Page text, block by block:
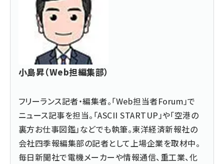
小島昇（Web担編集部）
フリーランス記者・編集者。「Web担当者Forum」で
ニュース記事を担当。「ASCII STARTUP」や「空港の
裏方お仕事図鑑」などでも執筆。東洋経済新報社の
会社四季報編集部の記者として上場企業を取材中。
毎日新聞社で電機メーカーや情報通信、重工業、化